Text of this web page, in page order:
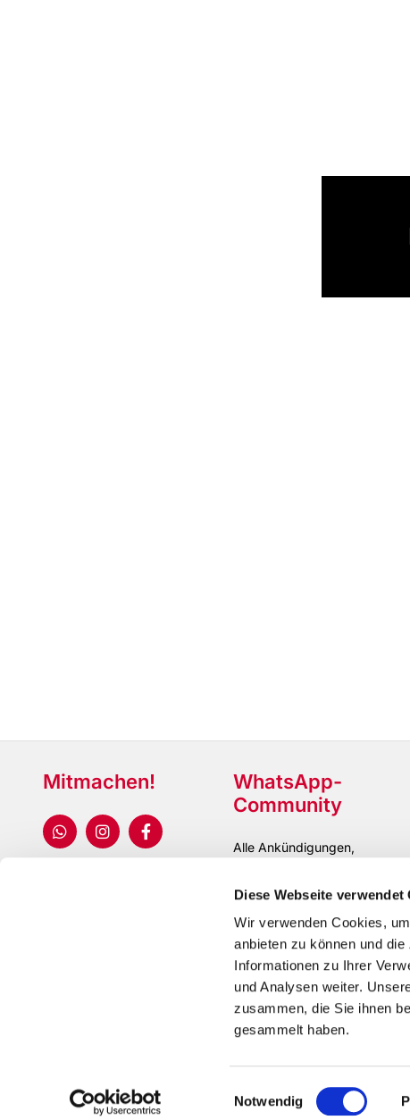
Diese Webseite verwendet
Wir verwenden Cookies,
anbieten zu können und
Informationen zu Ihrer
und Analysen weiter.
zusammen, die Sie ihnen
gesammelt haben.
Einwilligungsauswahl
Notwendig
Mitmachen!
WhatsApp-
Community
Alle Ankündigungen,